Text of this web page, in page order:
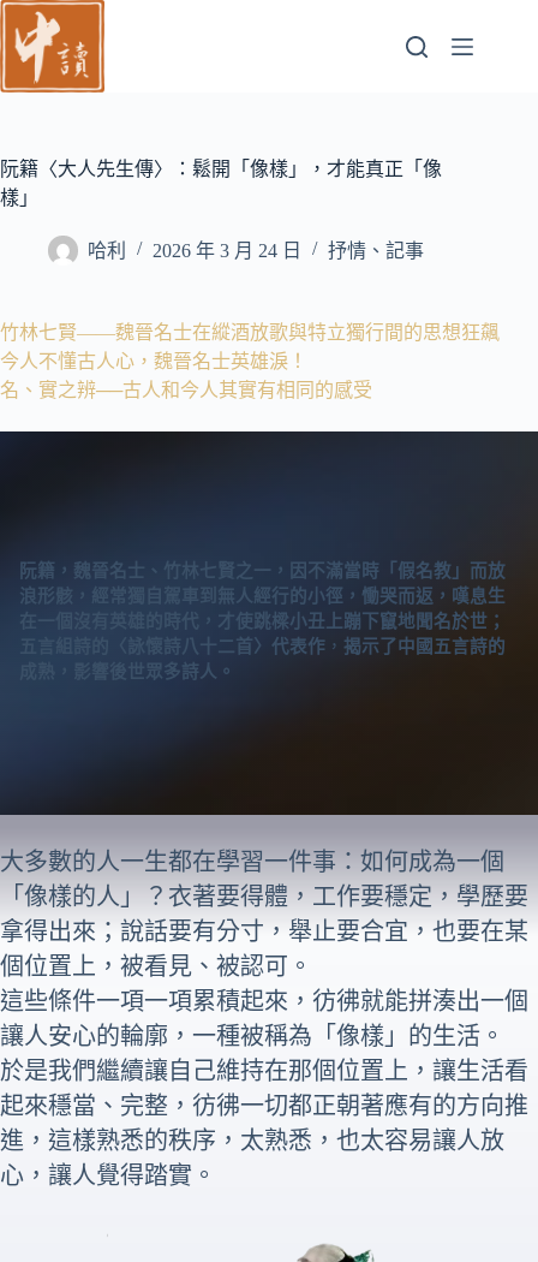
跳
至
主
容
阮籍〈大人先生傳〉：鬆開「像樣」，才能真正「像
樣」
哈利 2026 年 3 月 24 日 抒情、記事
竹林七賢——魏晉名士在縱酒放歌與特立獨行間的思想狂飆
今人不懂古人心，魏晉名士英雄淚！
名、實之辨──古人和今人其實有相同的感受
阮籍，魏晉名士、竹林七賢之一，因不滿當時「假名教」而放
浪形骸，經常獨自駕車到無人經行的小徑，慟哭而返，嘆息生
在一個沒有英雄的時代，才使跳樑小丑上蹦下竄地聞名於世；
五言組詩的〈詠懷詩八十二首〉 代表作 ， 揭示了中國五言詩的
成熟，影響後世眾多詩人。
大多數的人一生都在學習一件事：如何成為一個
「像樣的人」？衣著要得體，工作要穩定，學歷要
拿得出來；說話要有分寸，舉止要合宜，也要在某
個位置上，被看見、被認可。
這些條件一項一項累積起來，彷彿就能拼湊出一個
讓人安心的輪廓，一種被稱為「像樣」的生活。
於是我們繼續讓自己維持在那個位置上，讓生活看
起來穩當、完整，彷彿一切都正朝著應有的方向推
進，這樣熟悉的秩序，太熟悉，也太容易讓人放
心，讓人覺得踏實。